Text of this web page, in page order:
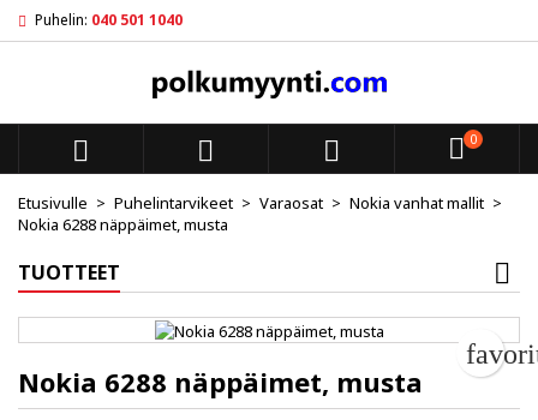
Puhelin: 040 501 1040
   0
Etusivulle Puhelintarvikeet Varaosat
Nokia vanhat mallit
Nokia 6288 näppäimet, musta
TUOTTEET
Nokia 6288 näppäimet, musta
My wishlists
add_circle_outline
Create new list
Luo toivelista
Toivelistan nimi
Kirjaudu sisään
Sinun pitää olla kirjautunut jotta voit lisätä tuotteita